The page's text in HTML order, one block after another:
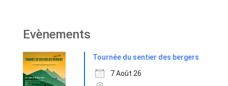
Evènements
Tournée du sentier des bergers
7 Août 26